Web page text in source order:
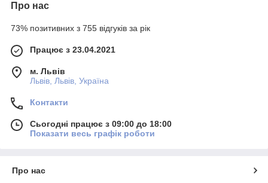
Про нас
73% позитивних з 755 відгуків за рік
Працює з 23.04.2021
м. Львів
Львів, Львів, Україна
Контакти
Сьогодні працює з 09:00 до 18:00
Показати весь графік роботи
Про нас